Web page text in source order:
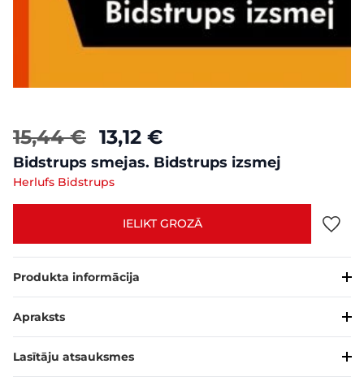
15,44 € 13,12 €
Bidstrups smejas. Bidstrups izsmej
Herlufs Bidstrups
IELIKT GROZĀ
Produkta informācija
Apraksts
Lasītāju atsauksmes